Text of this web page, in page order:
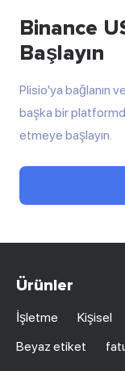
Binance
Başlayın
Plisio'ya bağlanın
başka bir
etmeye başlayın.
Ürünler
İşletme Kişisel
Beyaz etiket